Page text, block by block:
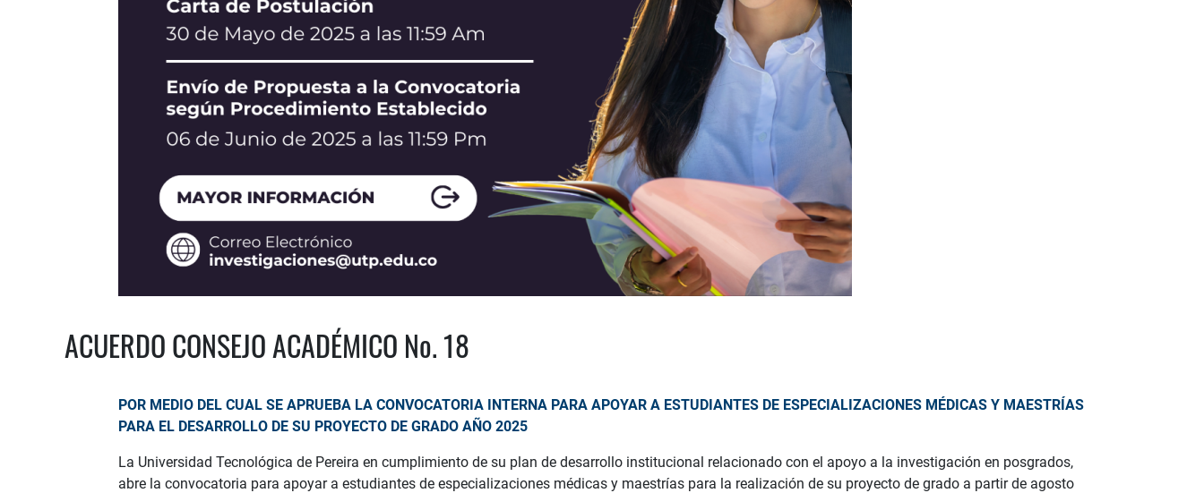
ACUERDO CONSEJO ACADÉMICO No. 18
POR MEDIO DEL CUAL SE APRUEBA LA CONVOCATORIA INTERNA PARA APOYAR A ESTUDIANTES DE ESPECIALIZACIONES MÉDICAS Y MAESTRÍAS
PARA EL DESARROLLO DE SU PROYECTO DE GRADO AÑO 2025
La Universidad Tecnológica de Pereira en cumplimiento de su plan de desarrollo institucional relacionado con el apoyo a la investigación en posgrados,
abre la convocatoria para apoyar a estudiantes de especializaciones médicas y maestrías para la realización de su proyecto de grado a partir de agosto